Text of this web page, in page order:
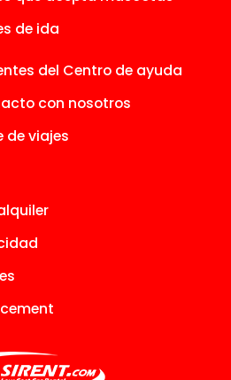
de ida
del Centro de ayuda
con nosotros
de viajes